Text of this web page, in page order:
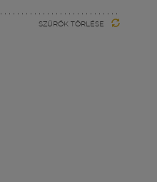
SZŰRŐK TÖRLÉSE